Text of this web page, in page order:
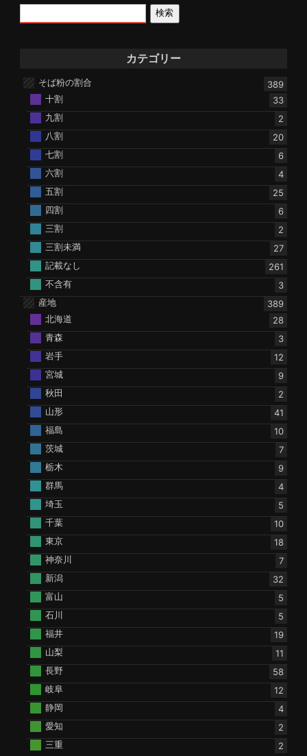
検索
カテゴリー
そば粉の割合
389
十割
33
九割
2
八割
20
七割
6
六割
4
五割
25
四割
6
三割
2
三割未満
27
記載なし
261
不含有
3
産地
389
北海道
28
青森
3
岩手
12
宮城
9
秋田
2
山形
41
福島
10
茨城
7
栃木
9
群馬
4
埼玉
5
千葉
10
東京
18
神奈川
7
新潟
32
富山
5
石川
5
福井
19
山梨
11
長野
58
岐阜
12
静岡
4
愛知
2
三重
2